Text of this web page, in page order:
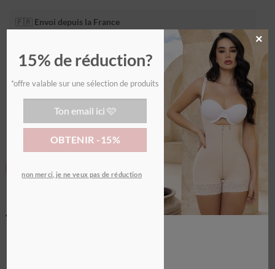
🇫🇷 Envoi depuis la France
PRODUITS SIMILAIRES
à la
Ajouter
wishlist
15% de réduction?
*offre valable sur une sélection de produits
non merci, je ne veux pas de réduction
×